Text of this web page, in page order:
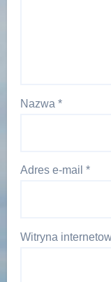
Nazwa *
Adres e-mail *
Witryna